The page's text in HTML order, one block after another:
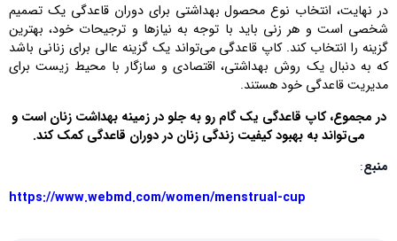
در نهایت، انتخاب نوع محصول بهداشتی برای دوران قاعدگی یک تصمیم
شخصی است و هر زنی باید با توجه به نیازها و ترجیحات خود، بهترین
گزینه را انتخاب کند. کاپ قاعدگی می‌تواند یک گزینه عالی برای زنانی باشد
که به دنبال یک روش بهداشتی، اقتصادی و سازگار با محیط زیست برای
مدیریت قاعدگی خود هستند.
در مجموع، کاپ قاعدگی یک گام رو به جلو در زمینه بهداشت زنان است و
می‌تواند به بهبود کیفیت زندگی زنان در دوران قاعدگی کمک کند.
منبع:
https://www.webmd.com/women/menstrual-cup